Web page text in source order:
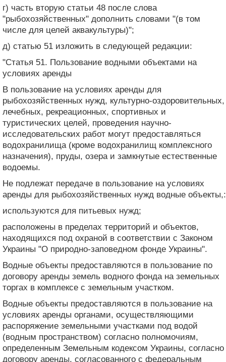
г) часть вторую статьи 48 после слова
"рыбохозяйственных" дополнить словами "(в том
числе для целей аквакультуры)";
д) статью 51 изложить в следующей редакции:
"Статья 51. Пользование водными объектами на
условиях аренды
В пользование на условиях аренды для
рыбохозяйственных нужд, культурно-оздоровительных,
лечебных, рекреационных, спортивных и
туристических целей, проведения научно-
исследовательских работ могут предоставляться
водохранилища (кроме водохранилищ комплексного
назначения), пруды, озера и замкнутые естественные
водоемы.
Не подлежат передаче в пользование на условиях
аренды для рыбохозяйственных нужд водные объекты,:
используются для питьевых нужд;
расположены в пределах территорий и объектов,
находящихся под охраной в соответствии с Законом
Украины "О природно-заповедном фонде Украины".
Водные объекты предоставляются в пользование по
договору аренды земель водного фонда на земельных
торгах в комплексе с земельным участком.
Водные объекты предоставляются в пользование на
условиях аренды органами, осуществляющими
распоряжение земельными участками под водой
(водным пространством) согласно полномочиям,
определенным Земельным кодексом Украины, согласно
договору аренды, согласованного с федеральным